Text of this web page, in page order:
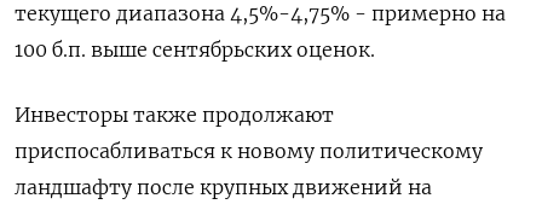
текущего диапазона 4,5%-4,75% - примерно на
100 б.п. выше сентябрьских оценок.
Инвесторы также продолжают
приспосабливаться к новому политическому
ландшафту после крупных движений на